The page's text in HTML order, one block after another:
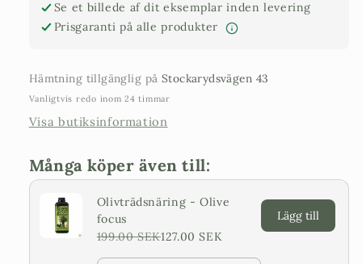
cm
stamme
cm
krone
cm
stamme
cm
krone
Se et billede af dit eksemplar inden levering
Prisgaranti på alle produkter
Hämtning tillgänglig på Stockarydsvägen 43
Vanligtvis redo inom 24 timmar
Visa butiksinformation
Många köper även till:
Olivträdsnäring - Olive
focus
199.00 SEK127.00 SEK
Lägg till